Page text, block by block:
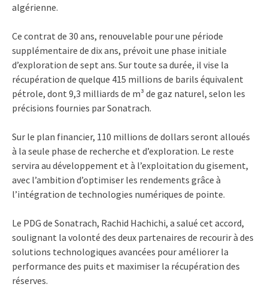
algérienne.
Ce contrat de 30 ans, renouvelable pour une période
supplémentaire de dix ans, prévoit une phase initiale
d’exploration de sept ans. Sur toute sa durée, il vise la
récupération de quelque 415 millions de barils équivalent
pétrole, dont 9,3 milliards de m³ de gaz naturel, selon les
précisions fournies par Sonatrach.
Sur le plan financier, 110 millions de dollars seront alloués
à la seule phase de recherche et d’exploration. Le reste
servira au développement et à l’exploitation du gisement,
avec l’ambition d’optimiser les rendements grâce à
l’intégration de technologies numériques de pointe.
Le PDG de Sonatrach, Rachid Hachichi, a salué cet accord,
soulignant la volonté des deux partenaires de recourir à des
solutions technologiques avancées pour améliorer la
performance des puits et maximiser la récupération des
réserves.